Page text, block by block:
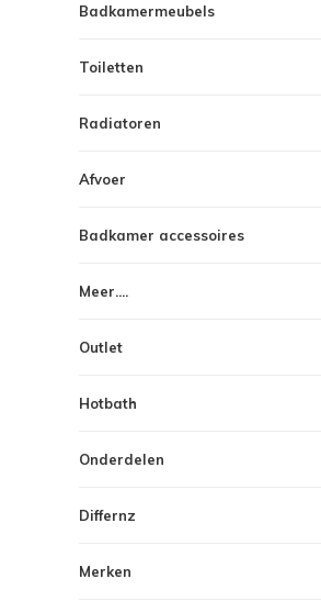
Badkamermeubels
Toiletten
Radiatoren
Afvoer
Badkamer accessoires
Meer....
Outlet
Hotbath
Onderdelen
Differnz
Merken